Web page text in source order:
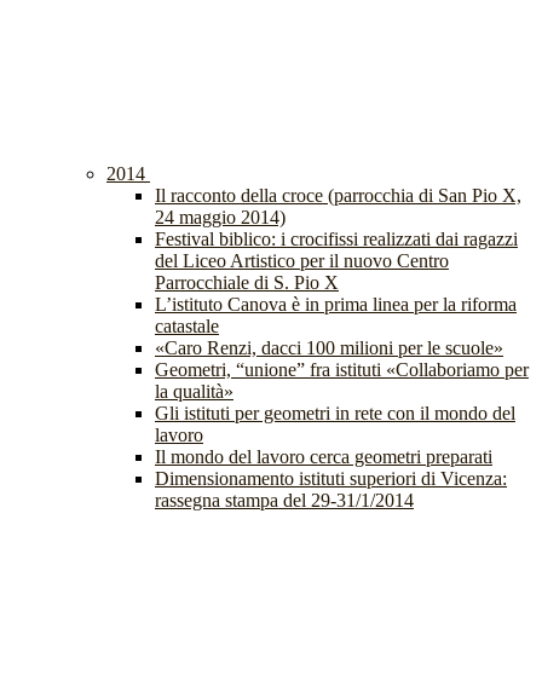
2014
Il racconto della croce (parrocchia di San Pio X,
24 maggio 2014)
Festival biblico: i crocifissi realizzati dai ragazzi
del Liceo Artistico per il nuovo Centro
Parrocchiale di S. Pio X
L’istituto Canova è in prima linea per la riforma
catastale
«Caro Renzi, dacci 100 milioni per le scuole»
Geometri, “unione” fra istituti «Collaboriamo per
la qualità»
Gli istituti per geometri in rete con il mondo del
lavoro
Il mondo del lavoro cerca geometri preparati
Dimensionamento istituti superiori di Vicenza:
rassegna stampa del 29-31/1/2014